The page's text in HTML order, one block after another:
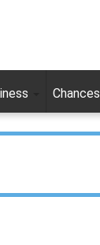
Chances